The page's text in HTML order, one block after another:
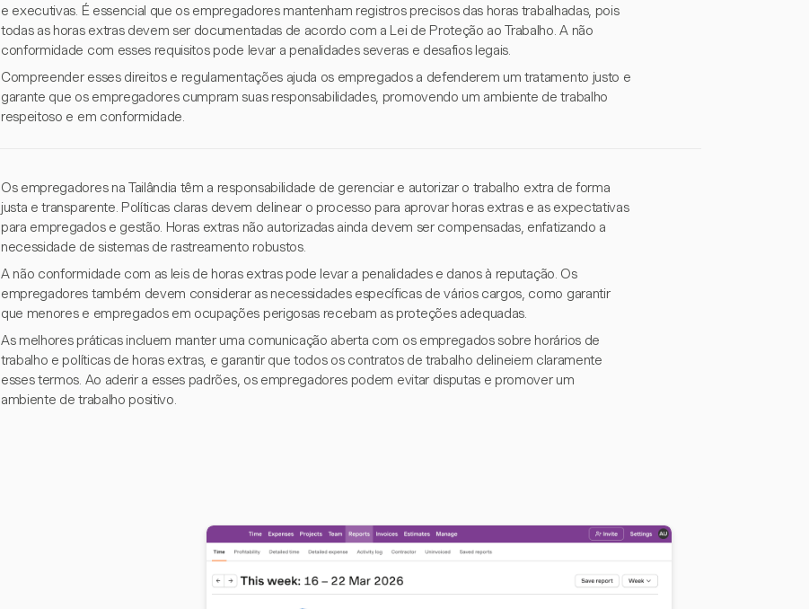
e executivas. É essencial que os empregadores mantenham registros precisos das horas trabalhadas, pois
todas as horas extras devem ser documentadas de acordo com a Lei de Proteção ao Trabalho. A não
conformidade com esses requisitos pode levar a penalidades severas e desafios legais.
Compreender esses direitos e regulamentações ajuda os empregados a defenderem um tratamento justo e
garante que os empregadores cumpram suas responsabilidades, promovendo um ambiente de trabalho
respeitoso e em conformidade.
Os empregadores na Tailândia têm a responsabilidade de gerenciar e autorizar o trabalho extra de forma
justa e transparente. Políticas claras devem delinear o processo para aprovar horas extras e as expectativas
para empregados e gestão. Horas extras não autorizadas ainda devem ser compensadas, enfatizando a
necessidade de sistemas de rastreamento robustos.
A não conformidade com as leis de horas extras pode levar a penalidades e danos à reputação. Os
empregadores também devem considerar as necessidades específicas de vários cargos, como garantir
que menores e empregados em ocupações perigosas recebam as proteções adequadas.
As melhores práticas incluem manter uma comunicação aberta com os empregados sobre horários de
trabalho e políticas de horas extras, e garantir que todos os contratos de trabalho delineiem claramente
esses termos. Ao aderir a esses padrões, os empregadores podem evitar disputas e promover um
ambiente de trabalho positivo.